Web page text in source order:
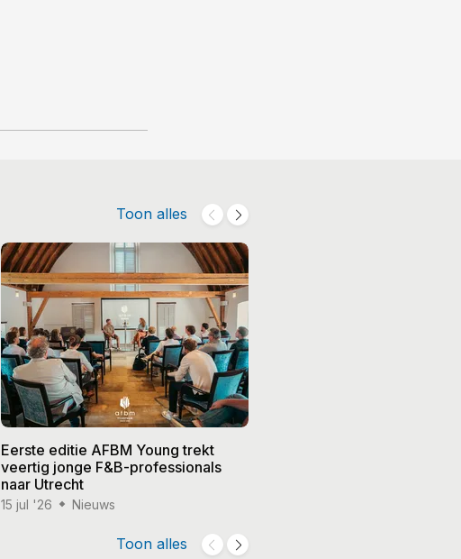
Toon alles
Eerste editie AFBM Young trekt
veertig jonge F&B-professionals
naar Utrecht
15 jul '26 Nieuws
Toon alles